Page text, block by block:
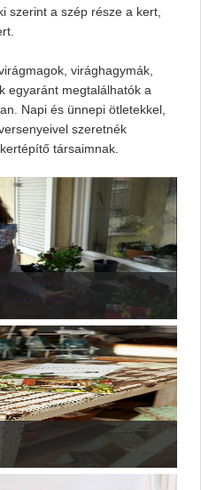
szerint a szép része a kert,
virághagymák,
egyaránt megtalálhatók a
Napi és ünnepi ötletekkel,
szeretnék
társaimnak.